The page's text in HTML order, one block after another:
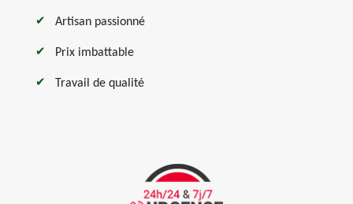
Artisan passionné
Prix imbattable
Travail de qualité